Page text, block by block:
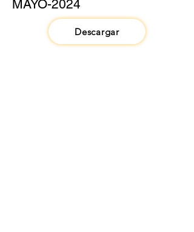
MAYO-2024
Descargar